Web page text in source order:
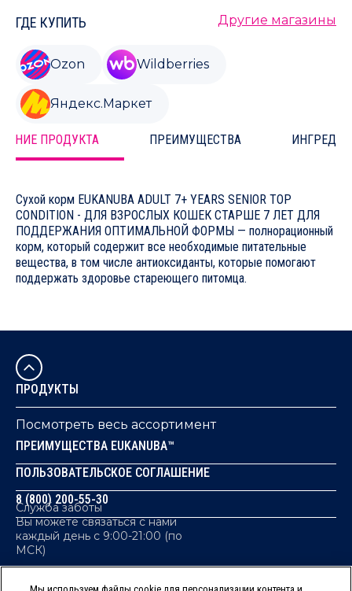
ГДЕ КУПИТЬ Другие магазины
Ozon Wildberries
Яндекс.Маркет
ПРОДУКТА ПРЕИМУЩЕСТВА
Сухой корм EUKANUBA ADULT 7+ YEARS SENIOR TOP
CONDITION - ДЛЯ ВЗРОСЛЫХ КОШЕК СТАРШЕ 7 ЛЕТ ДЛЯ
ПОДДЕРЖАНИЯ ОПТИМАЛЬНОЙ ФОРМЫ — полнорационный
корм, который содержит все необходимые питательные
вещества, в том числе антиоксиданты, которые помогают
поддержать здоровье стареющего питомца.
1. ИММУНИТЕТ
Антиоксиданты (в том числе витамин Е) в составе рациона
2. ПИЩЕВАРИТЕЛЬНАЯ СИСТЕМА
Входящие в состав пребиотики и клетчатка способствуют
3. МОЧЕВЫДЕЛИТЕЛЬНАЯ СИСТЕМА
4. МЫШЦЫ
Высокое содержание белков животного происхождения
ПРОДУКТЫ
Посмотреть весь ассортимент
ПРЕИМУЩЕСТВА EUKANUBA™
ПОЛЬЗОВАТЕЛЬСКОЕ СОГЛАШЕНИЕ
8 (800) 200-55-30
Служба заботы
Вы можете связаться с нами
каждый день с 9:00-21:00 (по
МСК)